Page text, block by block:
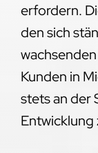
erfordern.
den sich
Kunden in
stets an der
Entwicklung